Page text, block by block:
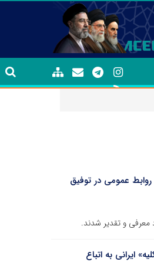
عمومی در توفیق
معرفی و تقدیر شدند.
ایرانی به اتباع